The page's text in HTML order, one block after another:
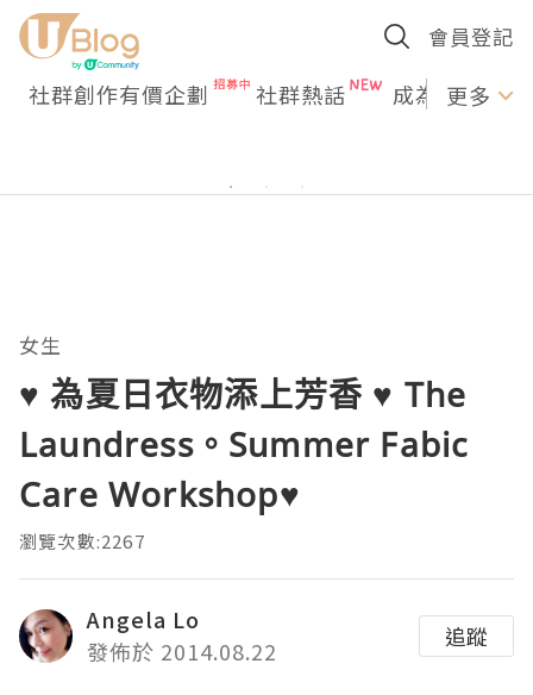
會員登記
社群創作有價企劃 社群熱話 成為U更多
女生
♥ 為夏日衣物添上芳香 ♥ The
Laundress。Summer Fabic
Care Workshop♥
瀏覽次數:2267
Angela Lo
發佈於 2014.08.22
追蹤